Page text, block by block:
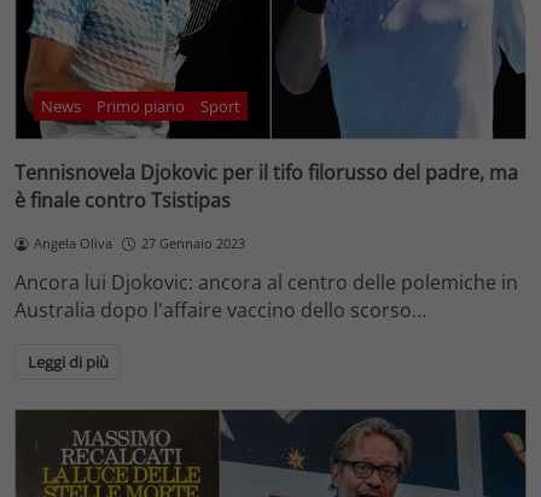
News Primo piano Sport
Tennisnovela Djokovic per il tifo filorusso del padre, ma
è finale contro Tsistipas
Angela Oliva 27 Gennaio 2023
Ancora lui Djokovic: ancora al centro delle polemiche in
Australia dopo l'affaire vaccino dello scorso…
Leggi di più